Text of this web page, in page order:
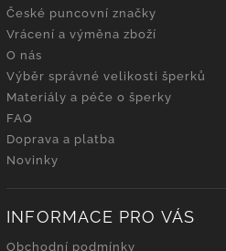
České puncovní značky
Vrácení a výměna zboží
O nás
Výběr správné velikosti šperků
Materiály a péče o šperky
FAQ
Doprava a platba
Novinky
INFORMACE PRO VÁS
Obchodní podmínky